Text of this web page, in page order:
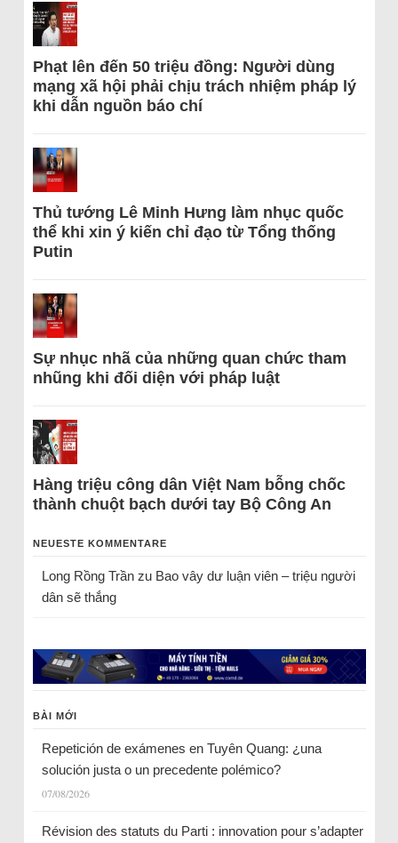
Phạt lên đến 50 triệu đồng: Người dùng
mạng xã hội phải chịu trách nhiệm pháp lý
khi dẫn nguồn báo chí
Thủ tướng Lê Minh Hưng làm nhục quốc
thể khi xin ý kiến chỉ đạo từ Tổng thống
Putin
Sự nhục nhã của những quan chức tham
nhũng khi đối diện với pháp luật
Hàng triệu công dân Việt Nam bỗng chốc
thành chuột bạch dưới tay Bộ Công An
NEUESTE KOMMENTARE
Long Rồng Trầnzu Bao vây dư luận viên – triệu người
dân sẽ thắng
BÀI MỚI
Repetición de exámenes en Tuyên Quang: ¿una
solución justa o un precedente polémico?
07/08/2026
Révision des statuts du Parti : innovation pour s’adapter